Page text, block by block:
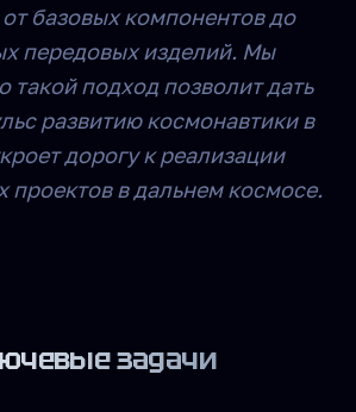
базовых компонентов до
передовых изделий. Мы
такой подход позволит дать
развитию космонавтики в
дорогу к реализации
проектов в дальнем космосе.
задачи